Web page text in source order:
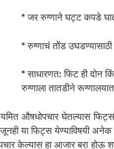
* जर रुग्णाने घट्ट कपडे
* रुग्णाचं तोंड
* साधारणत: फिट ही दोन
रुग्णाला तातडीने
औषधोपचार घेतल्यास
या फिट्स येण्याविषयी
केल्यास हा आजार बरा होऊ